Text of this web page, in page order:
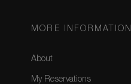
MORE INFORMATION
About
My Reservations